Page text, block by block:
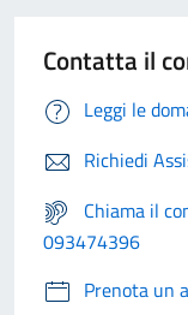
Contatta il
Leggi le
Richiedi
Chiama il
093474396
Prenota un